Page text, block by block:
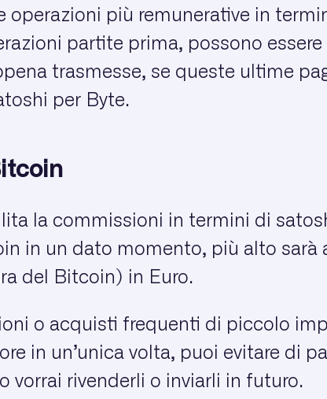
operazioni più remunerative in
partite prima, possono
trasmesse, se queste ultime
per Byte.
la commissioni in termini di
in un dato momento, più alto sarà
del Bitcoin) in Euro.
o acquisti frequenti di piccolo
in un’unica volta, puoi evitare di
vorrai rivenderli o inviarli in futuro.